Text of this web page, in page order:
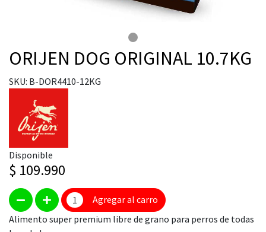
ORIJEN DOG ORIGINAL 10.7KG
SKU: B-DOR4410-12KG
Disponible
$ 109.990
Agregar al carro
Alimento super premium libre de grano para perros de todas